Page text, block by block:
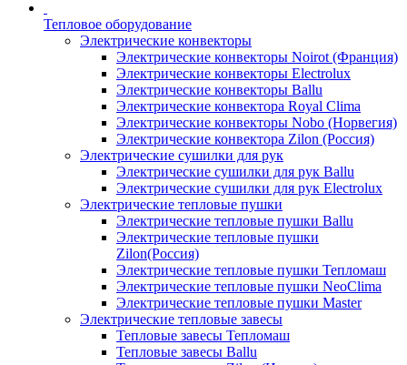
Тепловое оборудование
Электрические конвекторы
Электрические конвекторы Noirot (Франция)
Электрические конвекторы Electrolux
Электрические конвекторы Ballu
Электрические конвектора Royal Clima
Электрические конвекторы Nobo (Норвегия)
Электрические конвектора Zilon (Россия)
Электрические сушилки для рук
Электрические сушилки для рук Ballu
Электрические сушилки для рук Electrolux
Электрические тепловые пушки
Электрические тепловые пушки Ballu
Электрические тепловые пушки
Zilon(Россия)
Электрические тепловые пушки Тепломаш
Электрические тепловые пушки NeoClima
Электрические тепловые пушки Master
Электрические тепловые завесы
Тепловые завесы Тепломаш
Тепловые завесы Ballu